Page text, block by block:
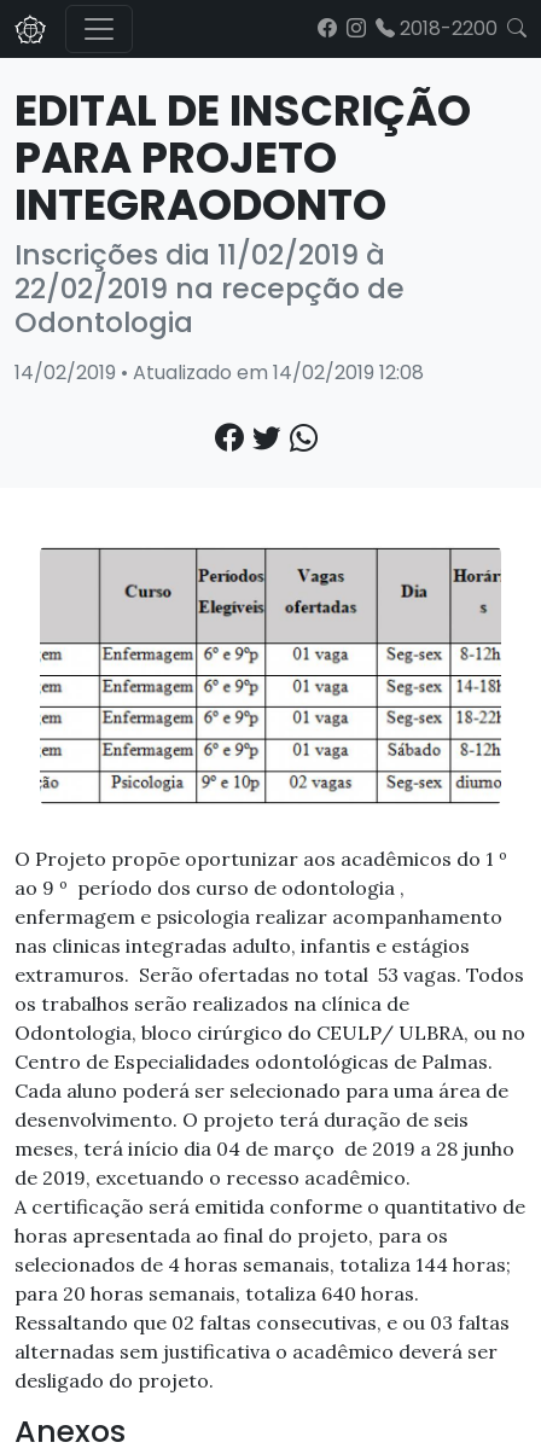
2018-2200
EDITAL DE INSCRIÇÃO
PARA PROJETO
INTEGRAODONTO
Inscrições dia 11/02/2019 à
22/02/2019 na recepção de
Odontologia
14/02/2019 • Atualizado em 14/02/2019 12:08
O Projeto propõe oportunizar aos acadêmicos do 1 º
ao 9 º período dos curso de odontologia ,
enfermagem e psicologia realizar acompanhamento
nas clinicas integradas adulto, infantis e estágios
extramuros. Serão ofertadas no total 53 vagas. Todos
os trabalhos serão realizados na clínica de
Odontologia, bloco cirúrgico do CEULP/ ULBRA, ou no
Centro de Especialidades odontológicas de Palmas.
Cada aluno poderá ser selecionado para uma área de
desenvolvimento. O projeto terá duração de seis
meses, terá início dia 04 de março de 2019 a 28 junho
de 2019, excetuando o recesso acadêmico.
A certificação será emitida conforme o quantitativo de
horas apresentada ao final do projeto, para os
selecionados de 4 horas semanais, totaliza 144 horas;
para 20 horas semanais, totaliza 640 horas.
Ressaltando que 02 faltas consecutivas, e ou 03 faltas
alternadas sem justificativa o acadêmico deverá ser
desligado do projeto.
Anexos